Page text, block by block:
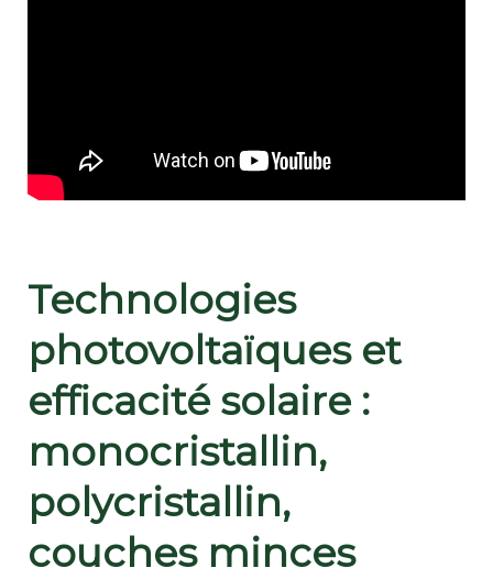
Technologies
photovoltaïques et
efficacité solaire :
monocristallin,
polycristallin,
couches minces